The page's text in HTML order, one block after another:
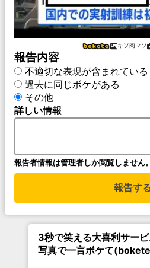
キソ肉マソ
報告内容
不適切な表現が含まれている
過去に同じボケがある
その他
詳しい情報
報告者情報は管理者しか閲覧しません。
報告す
3秒で笑える大喜利サー
写真で一言ボケて